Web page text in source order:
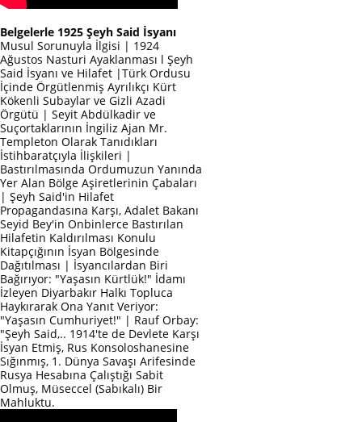
Belgelerle 1925 Şeyh Said İsyanı
Musul Sorunuyla İlgisi | 1924
Ağustos Nasturi Ayaklanması l Şeyh
Said İsyanı ve Hilafet |Türk Ordusu
İçinde Örgütlenmiş Ayrılıkçı Kürt
Kökenli Subaylar ve Gizli Azadi
Örgütü | Seyit Abdülkadir ve
Suçortaklarının İngiliz Ajan Mr.
Templeton Olarak Tanıdıkları
İstihbaratçıyla İlişkileri |
Bastırılmasında Ordumuzun Yanında
Yer Alan Bölge Aşiretlerinin Çabaları
| Şeyh Said'in Hilafet
Propagandasına Karşı, Adalet Bakanı
Seyid Bey'in Onbinlerce Bastırılan
Hilafetin Kaldırılması Konulu
Kitapçığının İsyan Bölgesinde
Dağıtılması | İsyancılardan Biri
Bağırıyor: "Yaşasın Kürtlük!" İdamı
İzleyen Diyarbakır Halkı Topluca
Haykırarak Ona Yanıt Veriyor:
"Yaşasın Cumhuriyet!" | Rauf Orbay:
"Şeyh Said,.. 1914'te de Devlete Karşı
İsyan Etmiş, Rus Konsoloshanesine
Sığınmış, 1. Dünya Savaşı Arifesinde
Rusya Hesabına Çalıştığı Sabit
Olmuş, Müseccel (Sabıkalı) Bir
Mahluktu.